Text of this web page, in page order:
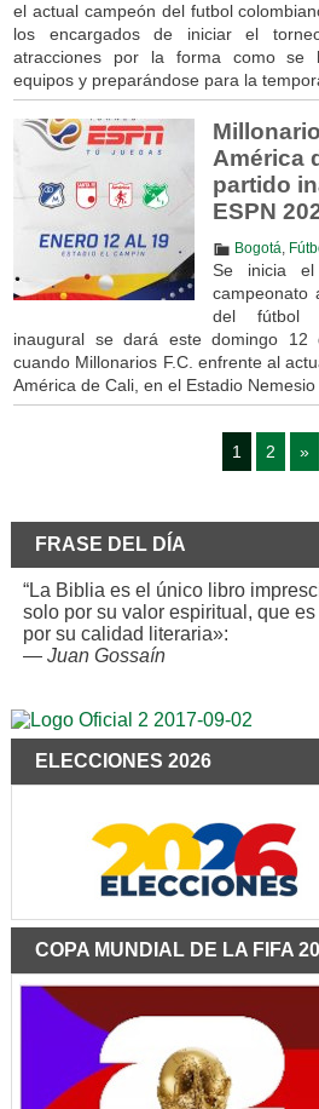
el actual campeón del futbol
los encargados de iniciar el
atracciones por la forma como se
equipos y preparándose para la
América
partido
ESPN
Bogotá,
Se inicia
campeonato
del fútbol
inaugural se dará este domingo
cuando Millonarios F.C. enfrente al
América de Cali, en el Estadio
1 2 »
FRASE DEL DÍA
“La Biblia es el único libro
solo por su valor espiritual, que
por su calidad literaria»:
— Juan Gossaín
ELECCIONES 2026
COPA MUNDIAL DE LA FIFA